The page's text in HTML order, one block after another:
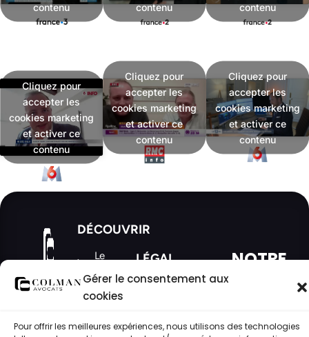
Gérer le consentement aux
cookies
Pour offrir les meilleures expériences, nous utilisons des technologies
contenu
contenu
contenu
Cliquez pour
accepter les
cookies marketing
et activer ce
contenu
Cliquez pour
accepter les
cookies marketing
et activer ce
contenu
Cliquez pour
accepter les
cookies marketing
et activer ce
contenu
89,
- PARIS
DÉCOUVRIR
Le
Domaines
d'intervention
Actualités
LÉGAL
Mentions
des
NOTRE